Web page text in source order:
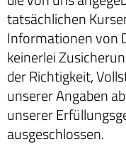
tatsächlichen
Informationen von
keinerlei
der Richtigkeit,
unserer Angaben
unserer
ausgeschlossen.